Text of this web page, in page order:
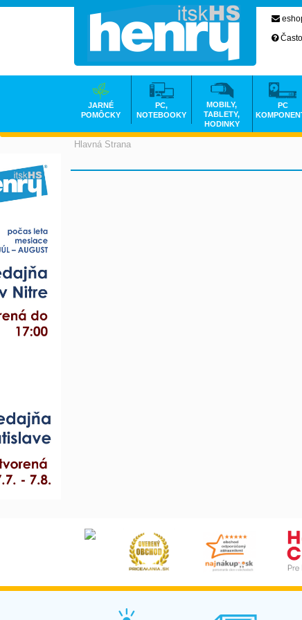
Hlavná Strana
JARNÉ
POMÔCKY
PC,
NOTEBOOKY
MOBILY,
TABLETY,
HODINKY
PC